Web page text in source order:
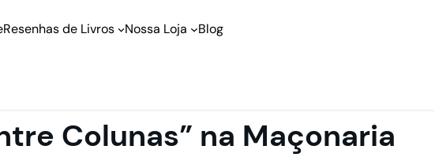
Resenhas de Livros Nossa Loja Blog
Colunas” na Maçonaria